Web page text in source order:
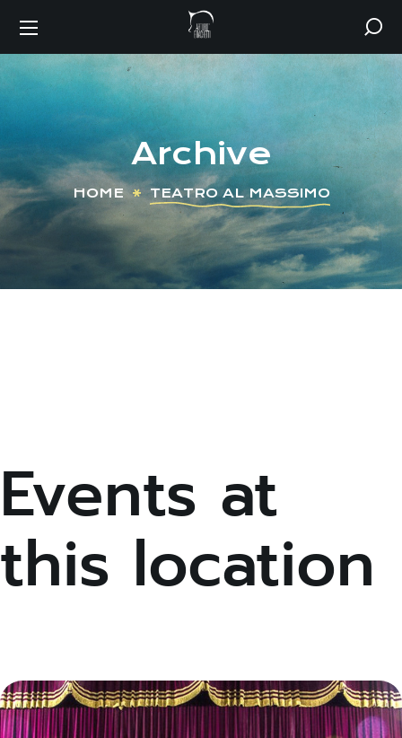
Archive
HOME TEATRO AL MASSIMO
Events at
this location